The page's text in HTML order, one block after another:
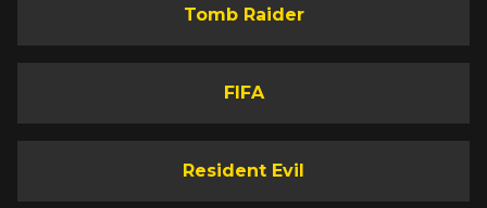
Tomb Raider
FIFA
Resident Evil